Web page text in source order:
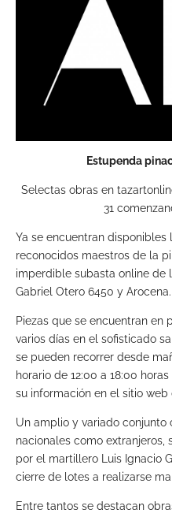
Estupenda
Selectas obras en
31
Ya se encuentran disponibles
reconocidos maestros de la
imperdible subasta online de
Gabriel Otero 6450 y Arocena.
Piezas que se encuentran en
varios días en el sofisticado
se pueden recorrer desde
horario de 12:00 a 18:00
su información en el sitio
Un amplio y variado
nacionales como
por el martillero Luis Ignacio
cierre de lotes a realizarse
Entre tantos se destacan